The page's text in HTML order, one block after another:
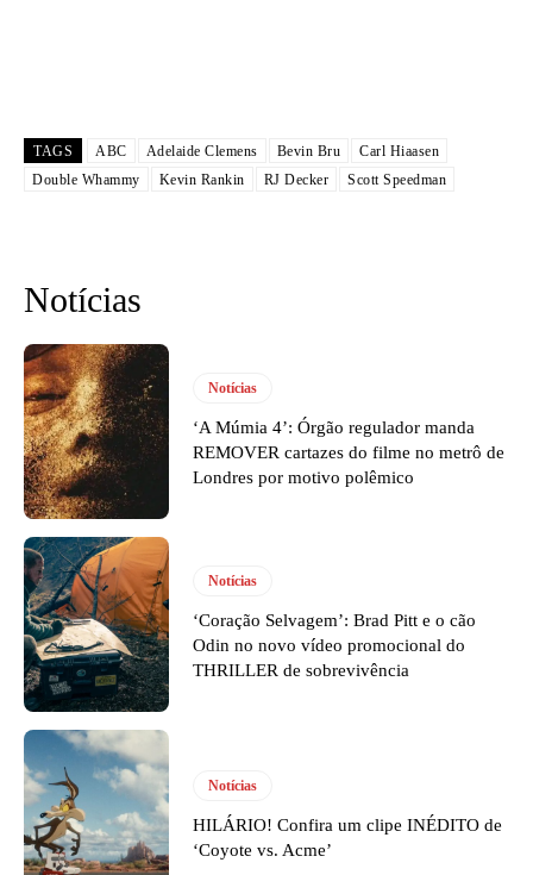
TAGS ABC Adelaide Clemens Bevin Bru
Carl Hiaasen
Double Whammy
Kevin Rankin RJ Decker Scott Speedman
Notícias
Notícias
‘A Múmia 4’: Órgão regulador manda
REMOVER cartazes do filme no metrô de
Londres por motivo polêmico
Notícias
‘Coração Selvagem’: Brad Pitt e o cão
Odin no novo vídeo promocional do
THRILLER de sobrevivência
Notícias
HILÁRIO! Confira um clipe INÉDITO de
‘Coyote vs. Acme’